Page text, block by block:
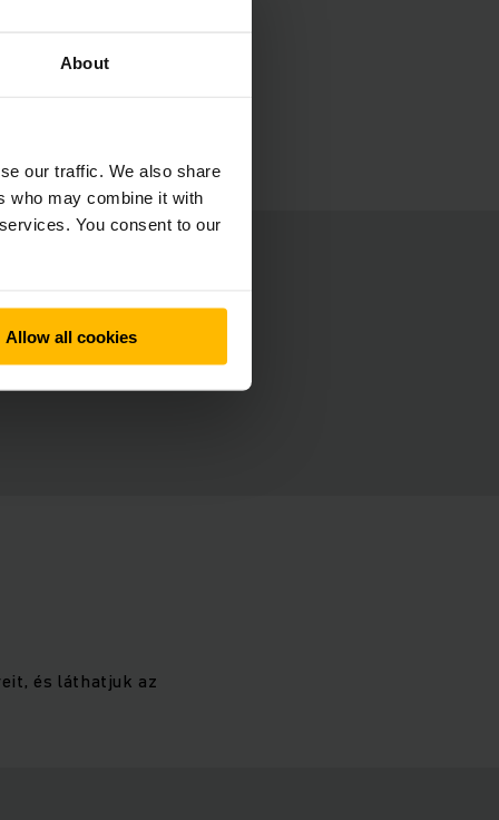
About
our traffic. We also share
who may combine it with
You consent to our
Allow all cookies
és láthatjuk az